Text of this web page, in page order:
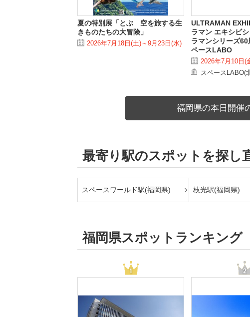
夏の特別展「とぶ 空を旅する生
きものたちの大冒険」
2026年7月18日(土)～9月23日(水)
ULTRAMAN
ラマン エキシビ
ラマンシリーズ
ペースLABO
2026年7月10日(
スペースLABO(
福岡県の本日開催
最寄り駅のスポットを探し
スペースワールド駅(福岡県) 枝光駅(福岡県)
福岡県スポットランキング